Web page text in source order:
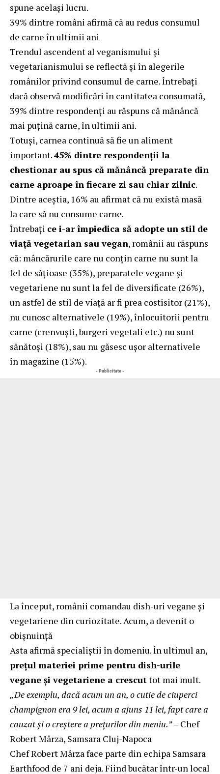
spune același lucru.
39% dintre români afirmă că au redus consumul
de carne în ultimii ani
Trendul ascendent al veganismului și
vegetarianismului se reflectă și în alegerile
românilor privind consumul de carne. Întrebați
dacă observă modificări în cantitatea consumată,
39% dintre respondenți au răspuns că mănâncă
mai puțină carne, în ultimii ani.
Totuși, carnea continuă să fie un aliment
important.45% dintre respondenții la
chestionar au spus că mănâncă preparate din
carne aproape în fiecare zi sau chiar zilnic.
Dintre aceștia, 16% au afirmat că nu există masă
la care să nu consume carne.
Întrebați ce i-ar împiedica să adopte un stil de
viață vegetarian sau vegan, românii au răspuns
că: mâncărurile care nu conțin carne nu sunt la
fel de sățioase (35%), preparatele vegane și
vegetariene nu sunt la fel de diversificate (26%),
un astfel de stil de viață ar fi prea costisitor (21%),
nu cunosc alternativele (19%), înlocuitorii pentru
carne (crenvuști, burgeri vegetali etc.) nu sunt
sănătoși (18%), sau nu găsesc ușor alternativele
în magazine (15%).
- Publicitate -
La început, românii comandau dish-uri vegane și
vegetariene din curiozitate. Acum, a devenit o
obișnuință
Asta afirmă specialiștii în domeniu. În ultimul an,
prețul materiei prime pentru dish-urile
vegane și vegetariene a crescuttot mai mult.
„De exemplu, dacă acum un an, o cutie de ciuperci
champignon era 9 lei, acum a ajuns 11 lei, fapt care a
cauzat și o creștere a prețurilor din meniu.”– Chef
Robert Mârza, Samsara Cluj-Napoca
Chef Robert Mârza face parte din echipa Samsara
Earthfood de 7 ani deja. Fiind bucătar într-un local